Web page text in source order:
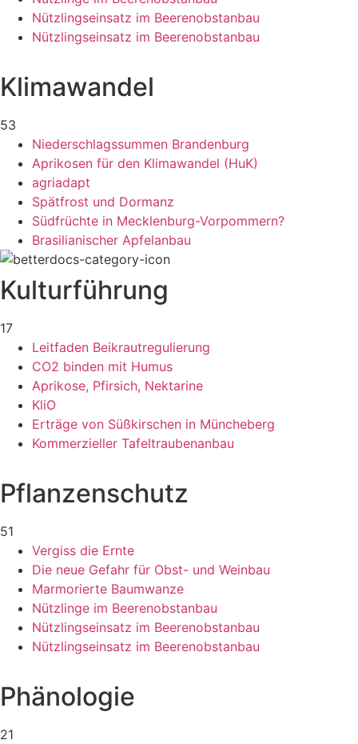
Nützlingseinsatz im Beerenobstanbau
Nützlingseinsatz im Beerenobstanbau
Klimawandel
53
Niederschlagssummen Brandenburg
Aprikosen für den Klimawandel (HuK)
agriadapt
Spätfrost und Dormanz
Südfrüchte in Mecklenburg-Vorpommern?
Brasilianischer Apfelanbau
Kulturführung
17
Leitfaden Beikrautregulierung
CO2 binden mit Humus
Aprikose, Pfirsich, Nektarine
KliO
Erträge von Süßkirschen in Müncheberg
Kommerzieller Tafeltraubenanbau
Pflanzenschutz
51
Vergiss die Ernte
Die neue Gefahr für Obst- und Weinbau
Marmorierte Baumwanze
Nützlinge im Beerenobstanbau
Nützlingseinsatz im Beerenobstanbau
Nützlingseinsatz im Beerenobstanbau
Phänologie
21